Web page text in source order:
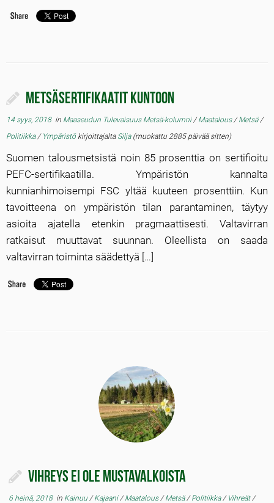
Metsäsertifikaatit kuntoon
14 syys, 2018in Maaseudun Tulevaisuus Metsä-kolumni/Maatalous/Metsä/
Politiikka/ Ympäristö kirjoittajalta Silja(muokattu 2885 päivää sitten)
Suomen talousmetsistä noin 85 prosenttia on sertifioitu
PEFC-sertifikaatilla. Ympäristön kannalta
kunnianhimoisempi FSC yltää kuuteen prosenttiin. Kun
tavoitteena on ympäristön tilan parantaminen, täytyy
asioita ajatella etenkin pragmaattisesti. Valtavirran
ratkaisut muuttavat suunnan. Oleellista on saada
valtavirran toiminta säädettyä […]
Vihreys ei ole mustavalkoista
6 heinä, 2018in Kainuu/Kajaani/Maatalous/Metsä/Politiikka/ Vihreät/